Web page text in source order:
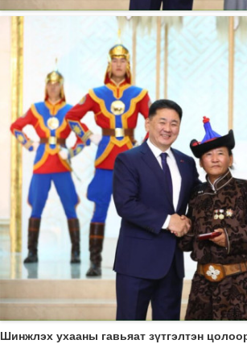
Шинжлэх ухааны гавьяат зүтгэлтэн